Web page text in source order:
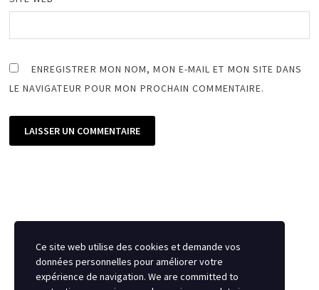
ENREGISTRER MON NOM, MON E-MAIL ET MON SITE DANS
LE NAVIGATEUR POUR MON PROCHAIN COMMENTAIRE.
Ce site web utilise des cookies et demande vos
données personnelles pour améliorer votre
expérience de navigation. We are committed to